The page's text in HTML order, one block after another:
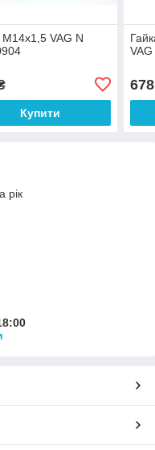
М14х1,5 VAG N
Купити
678
рік